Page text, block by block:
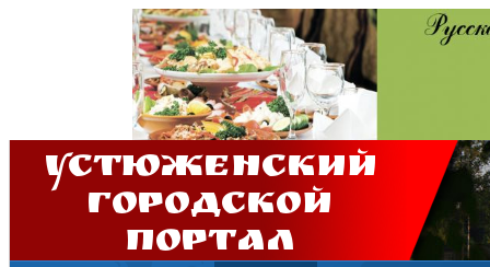
Устюженский
Городской
портал